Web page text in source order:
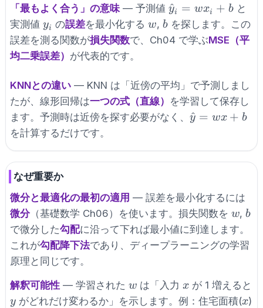
「最もよく合う」の意味— 予測値 \hat
y_i
= w
y
^i = wxi + bと
実測値 y_i
yi の誤差を最小化するw
w,b
b を探します。この
誤差を測る関数が損失関数で、Ch04 で学ぶMSE（平
均二乗誤差） が代表的です。
KNNとの違い— KNN は「近傍の平均」で予測しまし
たが、線形回帰は一つの式（直線） を学習して保存し
ます。予測時は近傍を探す必要がなく、 \hat
+ b
y
^ = wx + b
を計算するだけです。
なぜ重要か
微分と最適化の最初の適用 — 誤差を最小化するには
微分（基礎数学 Ch06）を使います。損失関数を w
w,b
b
で微分した勾配に沿って下れば最小値に到達します。
これが勾配降下法であり、ディープラーニングの学習
原理と同じです。
解釈可能性— 学習された w
w は「入力x
x が 1 増えると
y
y がどれだけ変わるか」を示します。例：住宅面積(x
x)